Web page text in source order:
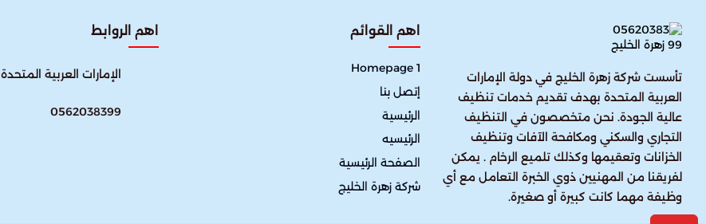
تأسست شركة زهرة الخليج في دولة الإمارات
العربية المتحدة بهدف تقديم خدمات تنظيف
عالية الجودة. نحن متخصصون في التنظيف
التجاري والسكني ومكافحة الآفات وتنظيف
الخزانات وتعقيمها وكذلك تلميع الرخام . يمكن
لفريقنا من المهنيين ذوي الخبرة التعامل مع أي
وظيفة مهما كانت كبيرة أو صغيرة.
اهم القوائم
Homepage 1
إتصل بنا
الرئيسية
الرئيسيه
الصفحة الرئيسية
شركة زهرة الخليج
اهم الروابط
الإمارات العربية المتحدة
0562038399